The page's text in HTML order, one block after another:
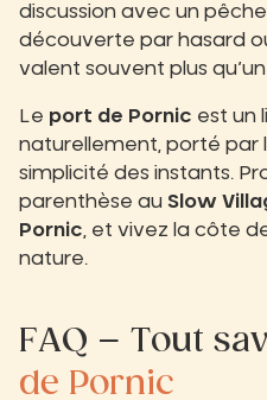
discussion avec un
découverte par hasard
valent souvent plus
Le port de Pornic est un
naturellement, porté par
simplicité des instants.
parenthèse au Slow
Pornic , et vivez la côte
nature.
FAQ – Tout
de Pornic